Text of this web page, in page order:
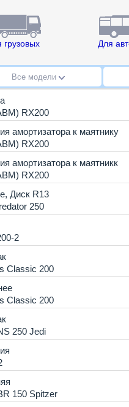
грузовых Для
Все модели
RX200
амортизатора к маятнику
RX200
амортизатора к маятникк
RX200
, Диск R13
Cronus Predator 250
2
Classic 200
Classic 200
250 Jedi
150 Spitzer